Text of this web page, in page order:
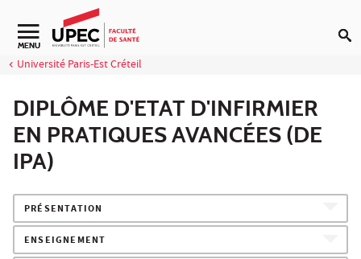
Aller au contenu
Navigation secondaire
MENU
Université Paris-Est Créteil
DIPLÔME D'ETAT D'INFIRMIER
EN PRATIQUES AVANCÉES (DE
IPA)
PRÉSENTATION
ENSEIGNEMENT